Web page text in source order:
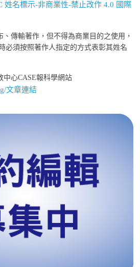
姓名標示-非商業性-禁止改作 4.0 國際
傳輸著作，但不得為商業目的之使用，
必須按照著作人指定的方式表彰其姓名
中心CASE報科學網站
文章連結